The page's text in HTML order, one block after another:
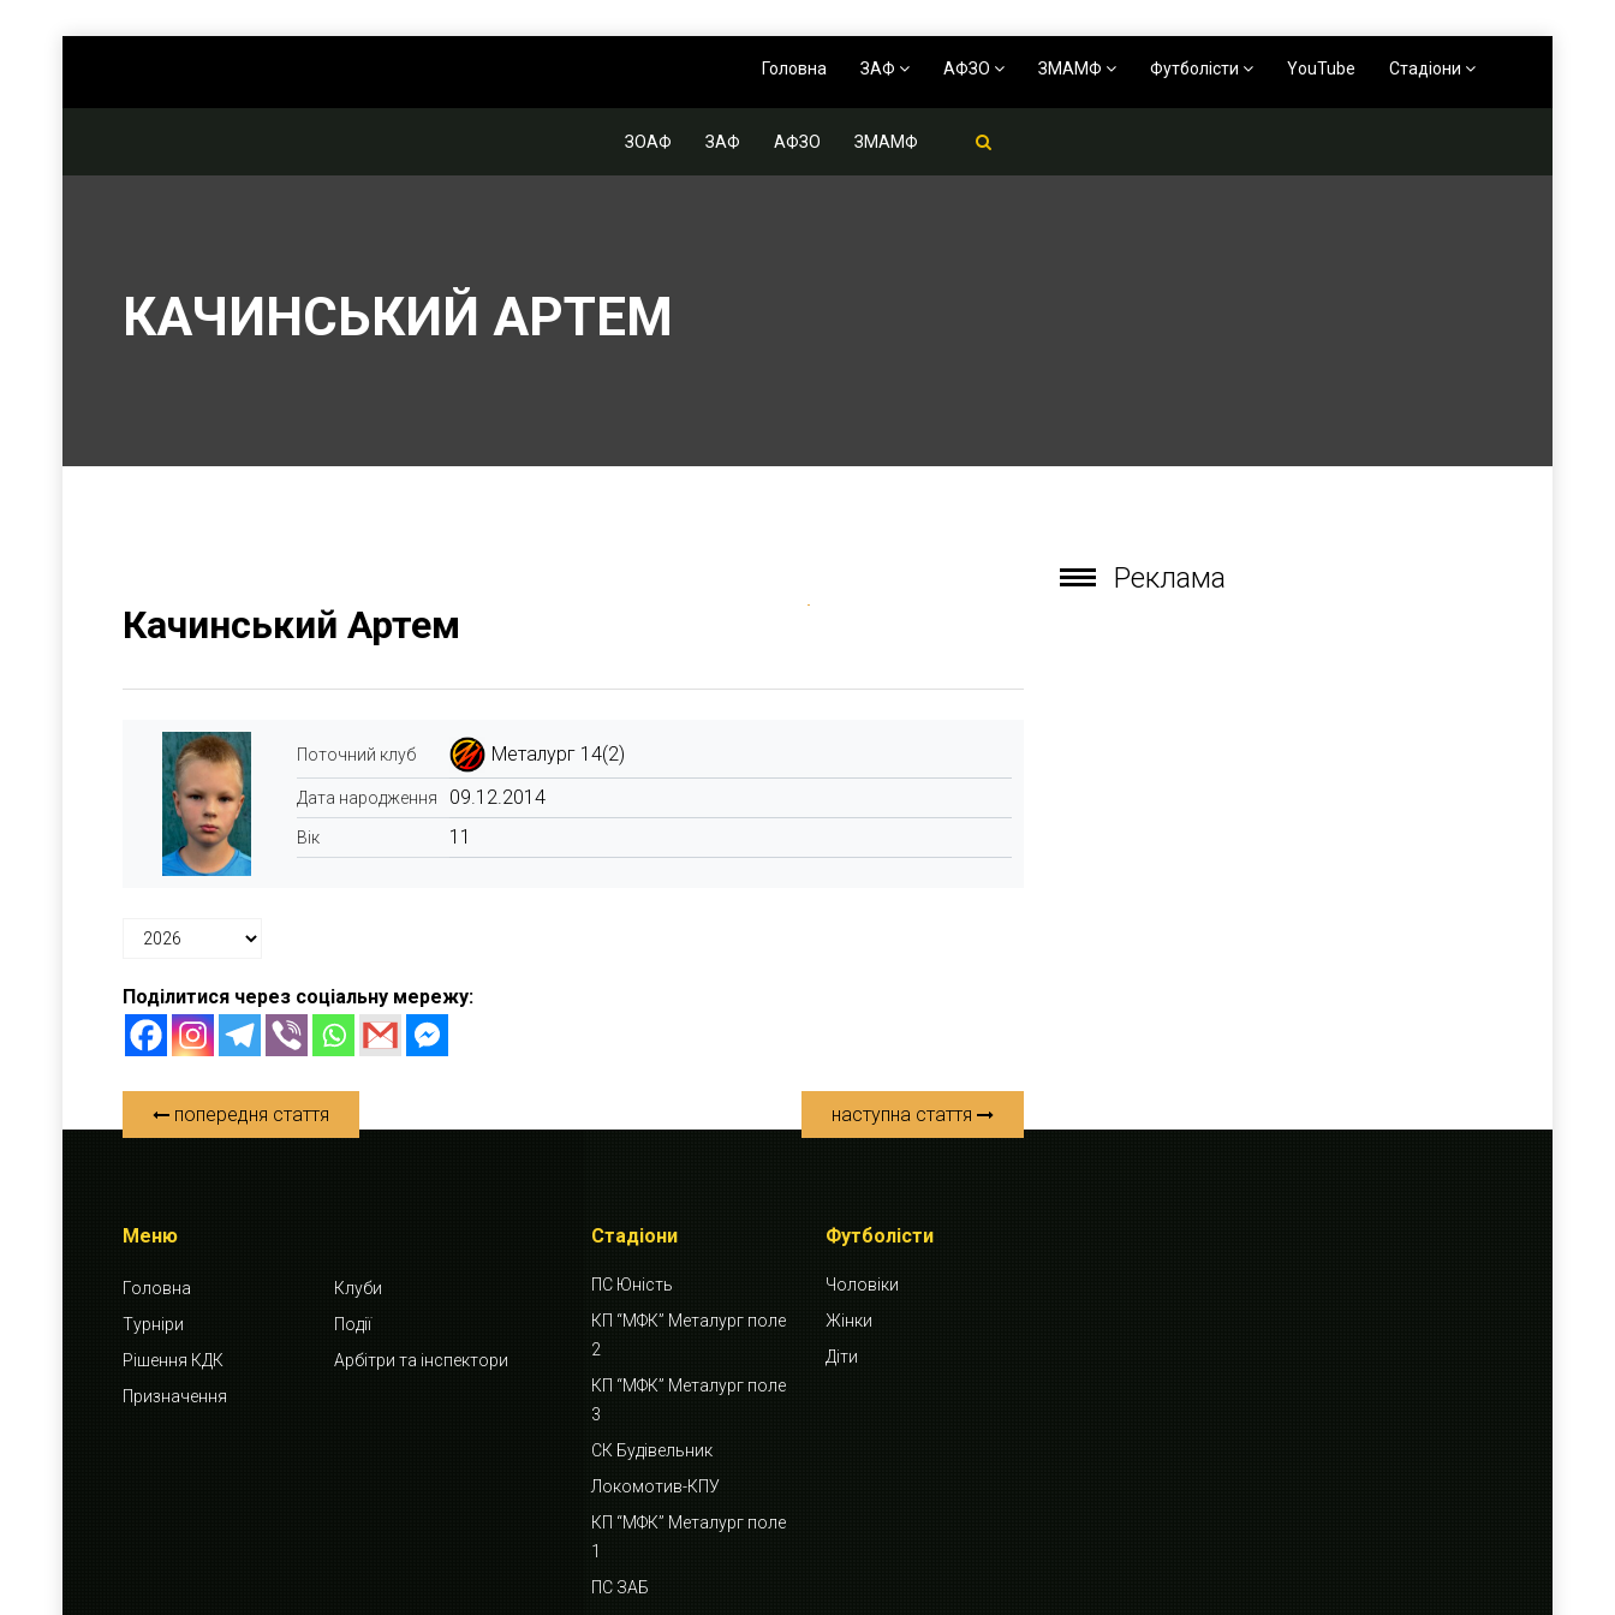
Головна ЗАФ АФЗО ЗМАМФ Футболісти YouTube Стадіони
ЗОАФ ЗАФ АФЗО ЗМАМФ
КАЧИНСЬКИЙ АРТЕМ
Качинський Артем
Поточний клуб Металург 14(2)
Дата народження 09.12.2014
Вік 11
Поділитися через соціальну мережу:
попередня стаття наступна стаття
Реклама
Меню
Головна
Клуби
Турніри
Події
Рішення КДК
Арбітри та інспектори
Призначення
Стадіони
ПС Юність
КП “МФК” Металург поле
2
КП “МФК” Металург поле
3
СК Будівельник
Локомотив-КПУ
КП “МФК” Металург поле
1
ПС ЗАБ
Футболісти
Чоловіки
Жінки
Діти